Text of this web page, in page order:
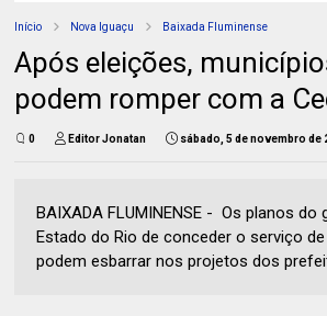
Início Nova Iguaçu Baixada Fluminense
Após eleições,
podem romper com a
0 Editor Jonatan sábado, 5 de novembro de
BAIXADA FLUMINENSE - Os planos do
Estado do Rio de conceder o serviço
podem esbarrar nos projetos dos